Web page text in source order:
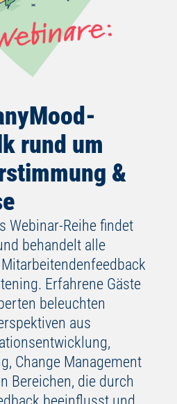
rund um
&
Webinar-Reihe findet
behandelt alle
Erfahrene Gäste
beleuchten
aus
Change Management
Bereichen, die durch